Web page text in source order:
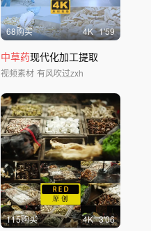
68购买 4K 1'59
中草药现代化加工提取
视频素材 有风吹过zxh
115购买 4K 3'06